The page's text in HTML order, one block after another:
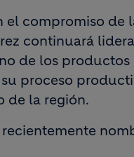
el compromiso de
continuará
de los productos
proceso
de la región.